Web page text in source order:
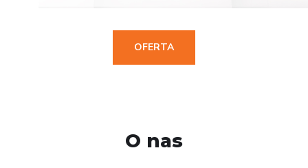
OFERTA
O nas